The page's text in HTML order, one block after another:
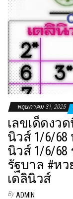
พฤษภาคม 31, 2025
เลขเด็ดงว
นิวส์ 1/6/68
นิวส์ 1/6/68
รัฐบาล #ห
เดลินิวส์
By ADMIN